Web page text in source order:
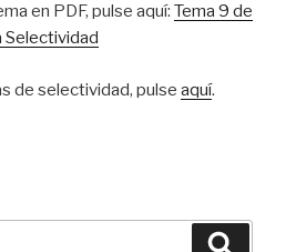
en PDF, pulse aquí: Tema 9 de
Selectividad
de selectividad, pulse aquí.